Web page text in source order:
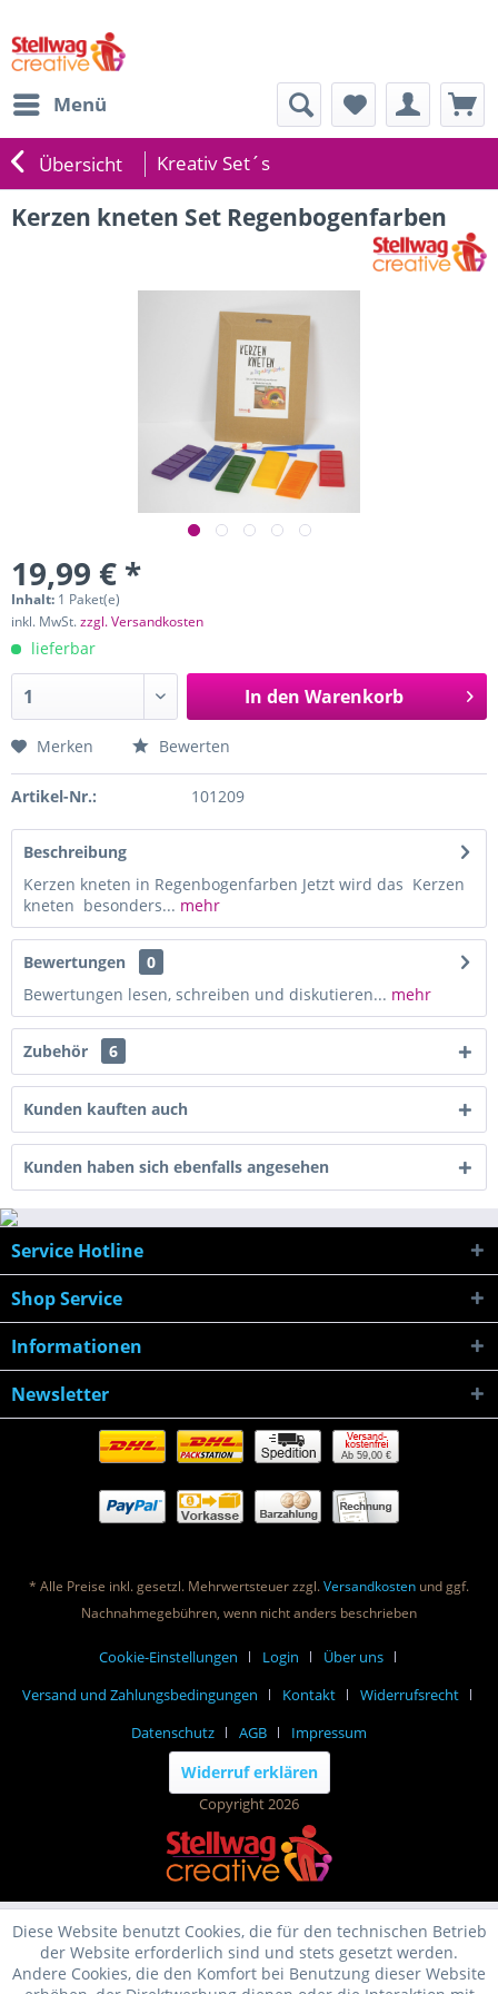
Menü
Übersicht Kreativ Set´s
Kerzen kneten Set Regenbogenfarben
19,99 € *
Inhalt: 1 Paket(e)
inkl. MwSt.zzgl. Versandkosten
lieferbar
In den Warenkorb
Merken Bewerten
Artikel-Nr.: 101209
Beschreibung
Kerzen kneten in Regenbogenfarben Jetzt wird das Kerzen
kneten besonders... mehr
Bewertungen
0
Bewertungen lesen, schreiben und diskutieren... mehr
Zubehör 6
Kunden kauften auch
Kunden haben sich ebenfalls angesehen
Service Hotline
Shop Service
Informationen
Newsletter
Ab 59,00 €
* Alle Preise inkl. gesetzl. Mehrwertsteuer zzgl.Versandkosten und ggf.
Nachnahmegebühren, wenn nicht anders beschrieben
Cookie-Einstellungen Login
Über uns
Versand und Zahlungsbedingungen
Kontakt
Widerrufsrecht
Datenschutz
AGB Impressum
Widerruf erklären
Copyright 2026
Diese Website benutzt Cookies, die für den technischen Betrieb
der Website erforderlich sind und stets gesetzt werden.
Andere Cookies, die den Komfort bei Benutzung dieser Website